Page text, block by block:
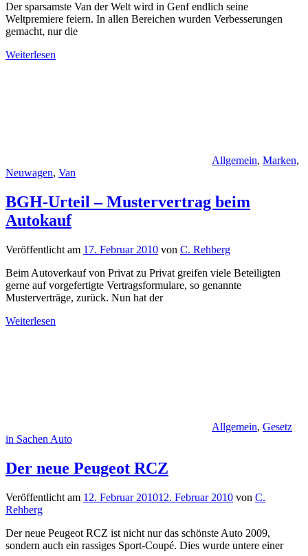
Der sparsamste Van der Welt wird in Genf endlich seine
Weltpremiere feiern. In allen Bereichen wurden Verbesserungen
gemacht, nur die
Weiterlesen
Allgemein, Marken,
Neuwagen, Van
BGH-Urteil – Mustervertrag beim
Autokauf
Veröffentlicht am 17. Februar 2010 von C. Rehberg
Beim Autoverkauf von Privat zu Privat greifen viele Beteiligten
gerne auf vorgefertigte Vertragsformulare, so genannte
Musterverträge, zurück. Nun hat der
Weiterlesen
Allgemein, Gesetz
in Sachen Auto
Der neue Peugeot RCZ
Veröffentlicht am 12. Februar 201012. Februar 2010 von C.
Rehberg
Der neue Peugeot RCZ ist nicht nur das schönste Auto 2009,
sondern auch ein rassiges Sport-Coupé. Dies wurde untere einer